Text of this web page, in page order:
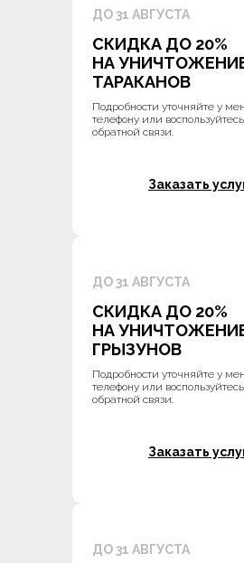
ДО 31 АВГУСТА
СКИДКА ДО 20%
НА
ТАРАКАНОВ
Подробности уточняйте у
телефону или
обратной связи.
Заказать
ДО 31 АВГУСТА
СКИДКА ДО 20%
НА
ГРЫЗУНОВ
Подробности уточняйте у
телефону или
обратной связи.
Заказать
ДО 31 АВГУСТА